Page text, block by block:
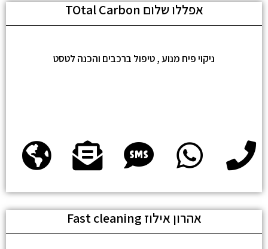
אפללו שלום TOtal Carbon
ניקוי פיח מנוע , טיפול ברכבים והכנה לטסט
אהרון אילוז Fast cleaning